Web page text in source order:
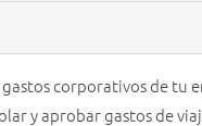
corporativos de
y aprobar gastos de